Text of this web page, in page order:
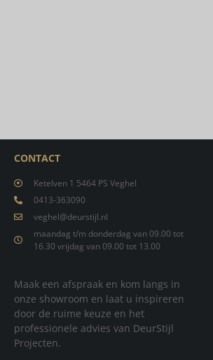
CONTACT
Ketelven 1 5464 PS Veghel
0413-363090
veghel@deurstijl.nl
maandag t/m donderdag van 09.00 tot
16.30 vrijdag van 09.00 tot 13.00
Maak een afspraak en kom langs in
onze showroom en laat u inspireren
door de ruime keuze en het
professionele advies van DeurStijl
Projecten.